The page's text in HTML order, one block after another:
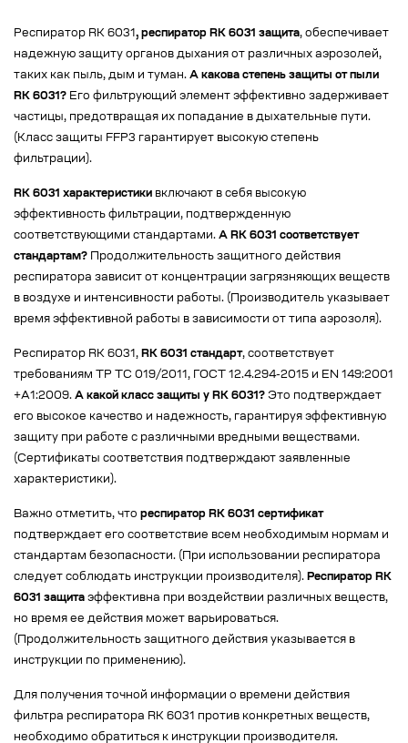
Респиратор RK 6031, респиратор RK 6031 защита, обеспечивает
надежную защиту органов дыхания от различных аэрозолей,
таких как пыль, дым и туман. А какова степень защиты от пыли
RK 6031? Его фильтрующий элемент эффективно задерживает
частицы, предотвращая их попадание в дыхательные пути.
(Класс защиты FFP3 гарантирует высокую степень
фильтрации).
RK 6031 характеристики включают в себя высокую
эффективность фильтрации, подтвержденную
соответствующими стандартами. А RK 6031 соответствует
стандартам? Продолжительность защитного действия
респиратора зависит от концентрации загрязняющих веществ
в воздухе и интенсивности работы. (Производитель указывает
время эффективной работы в зависимости от типа аэрозоля).
Респиратор RK 6031, RK 6031 стандарт, соответствует
требованиям ТР ТС 019/2011, ГОСТ 12.4.294-2015 и EN 149:2001
+A1:2009. А какой класс защиты у RK 6031? Это подтверждает
его высокое качество и надежность, гарантируя эффективную
защиту при работе с различными вредными веществами.
(Сертификаты соответствия подтверждают заявленные
характеристики).
Важно отметить, что респиратор RK 6031 сертификат
подтверждает его соответствие всем необходимым нормам и
стандартам безопасности. (При использовании респиратора
следует соблюдать инструкции производителя). Респиратор RK
6031 защита эффективна при воздействии различных веществ,
но время ее действия может варьироваться.
(Продолжительность защитного действия указывается в
инструкции по применению).
Для получения точной информации о времени действия
фильтра респиратора RK 6031 против конкретных веществ,
необходимо обратиться к инструкции производителя.